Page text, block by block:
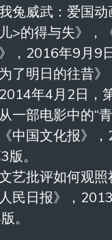
兔威武：爱国动
>的得与失》，
，2016年9月9日
了明日的往昔》
年4月2日，
一部电影中的“青
中国文化报》
。
艺批评如何观照
民日报》，
。